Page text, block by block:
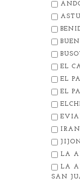
EL
EL
EL
LA
LA
SAN